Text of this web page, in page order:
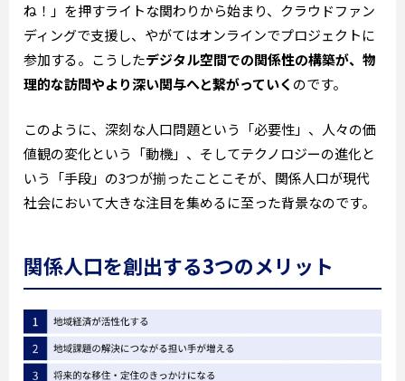
ね！」を押すライトな関わりから始まり、クラウドファン
ディングで支援し、やがてはオンラインでプロジェクトに
参加する。こうしたデジタル空間での関係性の構築が、物
理的な訪問やより深い関与へと繋がっていく のです。
このように、深刻な人口問題という「必要性」、人々の価
値観の変化という「動機」、そしてテクノロジーの進化と
いう「手段」の3つが揃ったことこそが、関係人口が現代
社会において大きな注目を集めるに至った背景なのです。
関係人口を創出する3つのメリット